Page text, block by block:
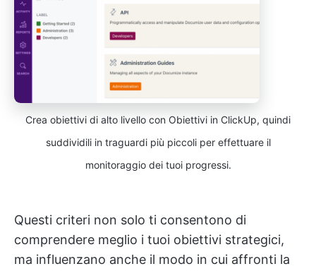
Crea obiettivi di alto livello con Obiettivi in ClickUp, quindi
suddividili in traguardi più piccoli per effettuare il
monitoraggio dei tuoi progressi.
Questi criteri non solo ti consentono di
comprendere meglio i tuoi obiettivi strategici,
ma influenzano anche il modo in cui affronti la